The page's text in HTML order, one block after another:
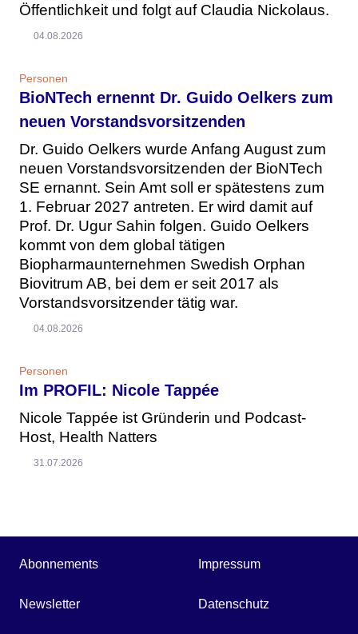
Öffentlichkeit und folgt auf Claudia Nickolaus.
04.08.2026
Personen
BioNTech ernennt Dr. Guido Oelkers zum
neuen Vorstandsvorsitzenden
Dr. Guido Oelkers wurde Anfang August zum
neuen Vorstandsvorsitzenden der BioNTech
SE ernannt. Sein Amt soll er spätestens zum
1. Februar 2027 antreten. Er wird damit auf
Prof. Dr. Ugur Sahin folgen. Guido Oelkers
kommt von dem global tätigen
Biopharmaunternehmen Swedish Orphan
Biovitrum AB, bei dem er seit 2017 als
Vorstandsvorsitzender tätig war.
04.08.2026
Personen
Im PROFIL: Nicole Tappée
Nicole Tappée ist Gründerin und Podcast-
Host, Health Natters
31.07.2026
Abonnements
Newsletter
Impressum
Datenschutz